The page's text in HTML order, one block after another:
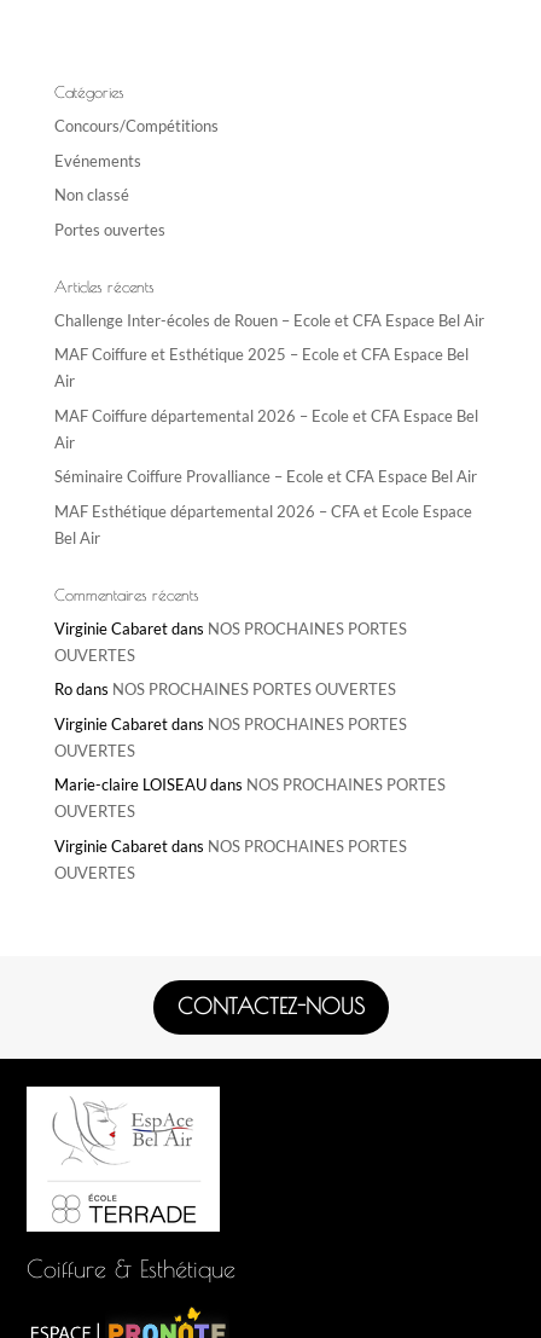
n
a
i
v
e
Catégories
Concours/Compétitions
Evénements
Non classé
Portes ouvertes
Articles récents
Challenge Inter-écoles de Rouen – Ecole et CFA Espace Bel Air
MAF Coiffure et Esthétique 2025 – Ecole et CFA Espace Bel
Air
MAF Coiffure départemental 2026 – Ecole et CFA Espace Bel
Air
Séminaire Coiffure Provalliance – Ecole et CFA Espace Bel Air
MAF Esthétique départemental 2026 – CFA et Ecole Espace
Bel Air
Commentaires récents
Virginie Cabaretdans NOS PROCHAINES PORTES
OUVERTES
Rodans NOS PROCHAINES PORTES OUVERTES
Virginie Cabaretdans NOS PROCHAINES PORTES
OUVERTES
Marie-claire LOISEAUdans NOS PROCHAINES PORTES
OUVERTES
Virginie Cabaretdans NOS PROCHAINES PORTES
OUVERTES
CONTACTEZ-NOUS
Coiffure & Esthétique